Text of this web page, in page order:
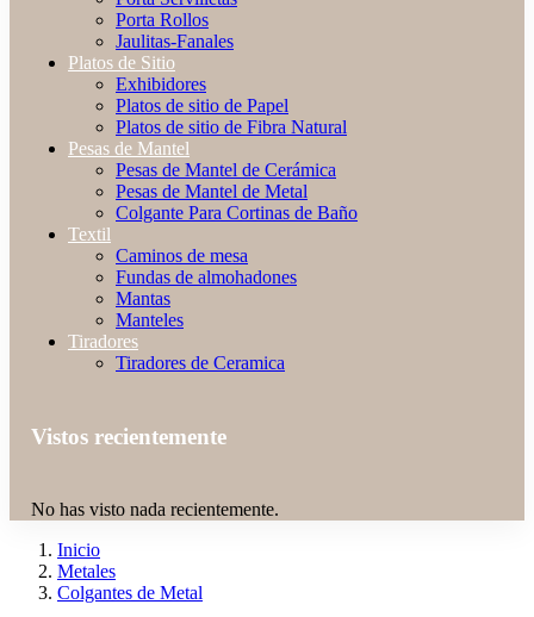
Porta Rollos
Jaulitas-Fanales
Platos de Sitio
Exhibidores
Platos de sitio de Papel
Platos de sitio de Fibra Natural
Pesas de Mantel
Pesas de Mantel de Cerámica
Pesas de Mantel de Metal
Colgante Para Cortinas de Baño
Textil
Caminos de mesa
Fundas de almohadones
Mantas
Manteles
Tiradores
Tiradores de Ceramica
Vistos recientemente
No has visto nada recientemente.
Inicio
Metales
Colgantes de Metal